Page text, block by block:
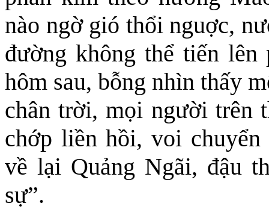
nào ngờ gió thổi nguợc,
đường không thể tiến
hôm sau, bỗng nhìn thấy
chân trời, mọi người trên
chớp liền hồi, voi
về lại Quảng Ngãi, đậu
sự”.